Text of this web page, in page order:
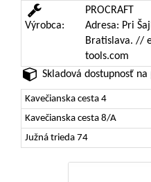
Výrobca:
PROCRAFT
Adresa: Pri
Bratislava. //
tools.com
Skladová dostupnosť
Kavečianska cesta 4
Kavečianska cesta 8/A
Južná trieda 74